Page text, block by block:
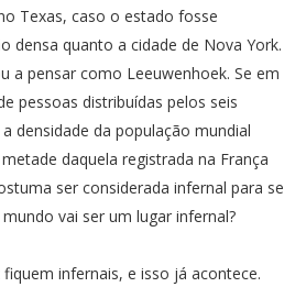
Texas, caso o estado fosse
densa quanto a cidade de Nova York.
a pensar como Leeuwenhoek. Se em
pessoas distribuídas pelos seis
densidade da população mundial
daquela registrada na França
ser considerada infernal para se
vai ser um lugar infernal?
infernais, e isso já acontece.